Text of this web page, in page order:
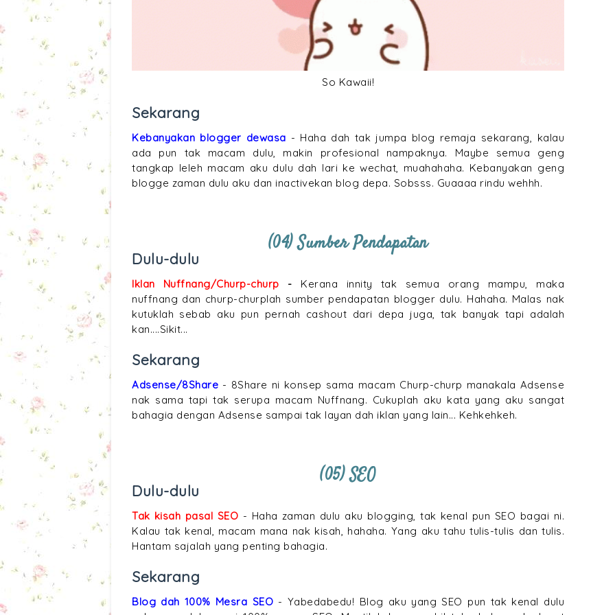
So Kawaii!
Sekarang
Kebanyakan blogger dewasa - Haha dah tak jumpa blog remaja sekarang, kalau
ada pun tak macam dulu, makin profesional nampaknya. Maybe semua geng
tangkap leleh macam aku dulu dah lari ke wechat, muahahaha. Kebanyakan geng
blogge zaman dulu aku dan inactivekan blog depa. Sobsss. Guaaaa rindu wehhh.
(04) Sumber Pendapatan
Dulu-dulu
Iklan Nuffnang/Churp-churp - Kerana innity tak semua orang mampu, maka
nuffnang dan churp-churplah sumber pendapatan blogger dulu. Hahaha. Malas nak
kutuklah sebab aku pun pernah cashout dari depa juga, tak banyak tapi adalah
kan....Sikit...
Sekarang
Adsense/8Share - 8Share ni konsep sama macam Churp-churp manakala Adsense
nak sama tapi tak serupa macam Nuffnang. Cukuplah aku kata yang aku sangat
bahagia dengan Adsense sampai tak layan dah iklan yang lain... Kehkehkeh.
(05) SEO
Dulu-dulu
Tak kisah pasal SEO - Haha zaman dulu aku blogging, tak kenal pun SEO bagai ni.
Kalau tak kenal, macam mana nak kisah, hahaha. Yang aku tahu tulis-tulis dan tulis.
Hantam sajalah yang penting bahagia.
Sekarang
Blog dah 100% Mesra SEO - Yabedabedu! Blog aku yang SEO pun tak kenal dulu